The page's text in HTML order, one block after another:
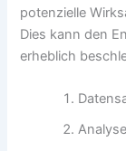
potenzielle
Dies kann den
erheblich